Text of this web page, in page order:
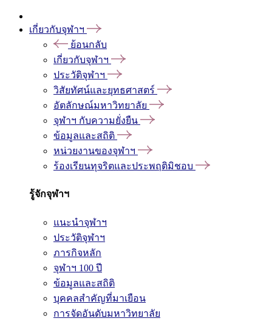
เกี่ยวกับจุฬาฯ
ย้อนกลับ
เกี่ยวกับจุฬาฯ
ประวัติจุฬาฯ
วิสัยทัศน์และยุทธศาสตร์
อัตลักษณ์มหาวิทยาลัย
จุฬาฯ กับความยั่งยืน
ข้อมูลและสถิติ
หน่วยงานของจุฬาฯ
ร้องเรียนทุจริตและประพฤติมิชอบ
รู้จักจุฬาฯ
แนะนำจุฬาฯ
ประวัติจุฬาฯ
ภารกิจหลัก
จุฬาฯ 100 ปี
ข้อมูลและสถิติ
บุคคลสำคัญที่มาเยือน
การจัดอันดับมหาวิทยาลัย